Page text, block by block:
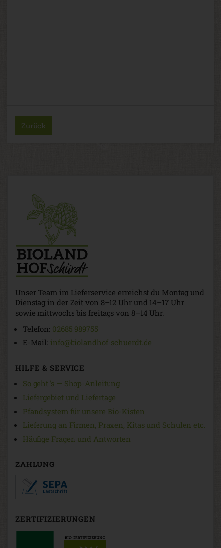
Zurück
Unser Team im Lieferservice erreichst du Montag und
Dienstag in der Zeit von 8–12 Uhr und 14–17 Uhr
sowie mittwochs bis freitags von 8–14 Uhr.
Telefon: 02685 989755
E-Mail: info@biolandhof-schuerdt.de
HILFE & SERVICE
So geht 's — Shop-Anleitung
Liefergebiet und Liefertage
Pfandsystem für unsere Bio-Kisten
Lieferung an Firmen, Praxen, Kitas und Schulen etc.
Häufige Fragen und Antworten
ZAHLUNG
ZERTIFIZIERUNGEN